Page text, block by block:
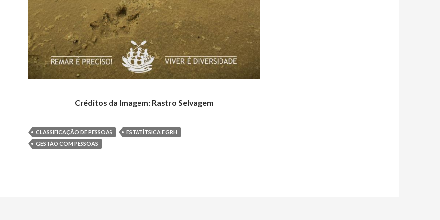
Créditos da Imagem: Rastro Selvagem
CLASSIFICAÇÃO DE PESSOAS
ESTATÍTSICA E GRH
GESTÃO COM PESSOAS